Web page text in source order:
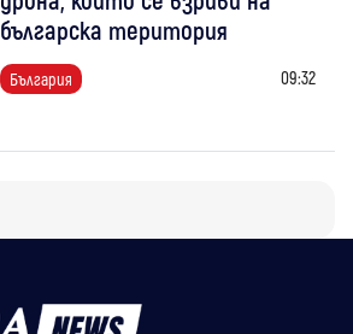
българска територия
България 09:32